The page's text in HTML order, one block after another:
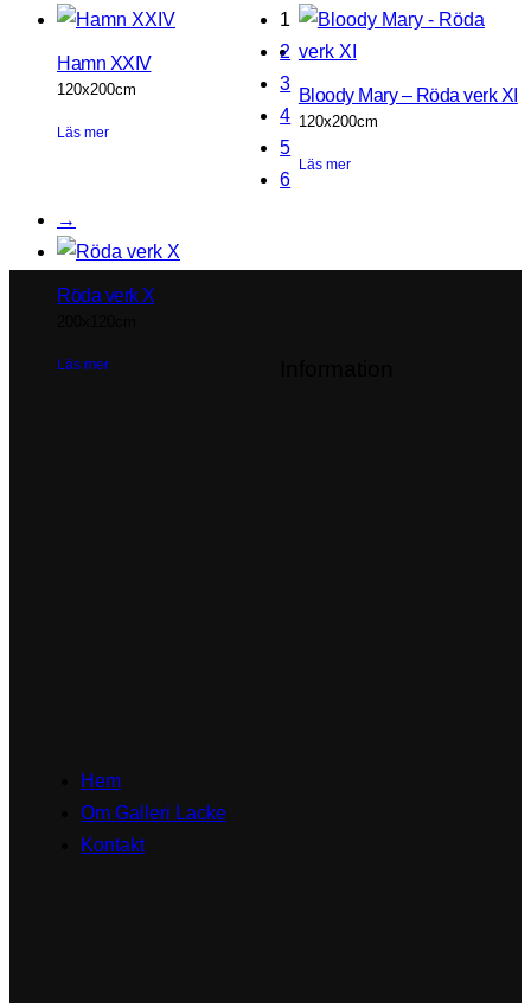
Hamn XXIV
120x200cm
Läs mer
Bloody Mary – Röda verk XI
120x200cm
Läs mer
Röda verk X
Läs mer
1
2
3
4
5
6
→
Hem
Om Galleri Lacke
Kontakt